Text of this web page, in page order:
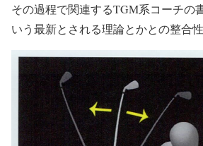
その過程で関連するTGM系コーチの
いう最新とされる理論とかとの整合